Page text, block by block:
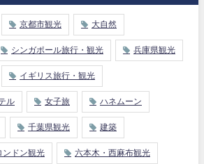
京都市観光 大自然
シンガポール旅行・観光 兵庫県観光
イギリス旅行・観光
ル 女子旅 ハネムーン
千葉県観光 建築
ンドン観光 六本木・西麻布観光